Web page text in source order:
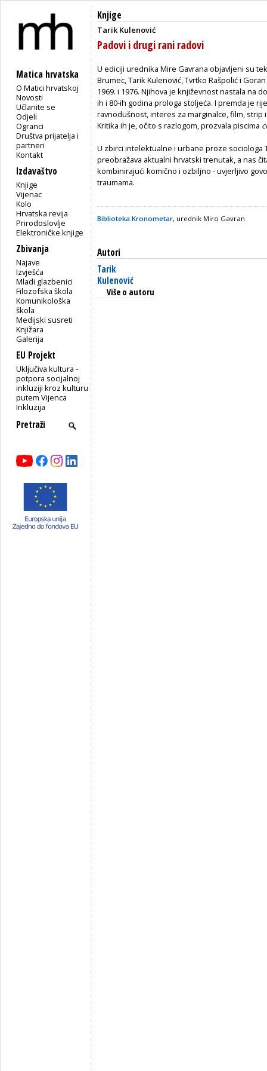
Matica hrvatska
O Matici hrvatskoj
Novosti
Učlanite se
Odjeli
Ogranci
Društva prijatelja i
partneri
Kontakt
Izdavaštvo
Knjige
Vijenac
Kolo
Hrvatska revija
Prirodoslovlje
Elektroničke knjige
Zbivanja
Najave
Izvješća
Mladi glazbenici
Filozofska škola
Komunikološka
škola
Medijski susreti
Knjižara
Galerija
EU Projekt
Uključiva kultura -
potpora socijalnoj
inkluziji kroz kulturu
putem Vijenca
Inkluzija
Knjige
Tarik Kulenović
Padovi i drugi rani radovi
U ediciji urednika Mire Gavrana objavljeni su
Brumec, Tarik Kulenović, Tvrtko Rašpolić i
1969. i 1976. Njihova je književnost nastala na
ih i 80-ih godina prologa stoljeća. I premda je
ravnodušnost, interes za marginalce, film,
Kritika ih je, očito s razlogom, prozvala piscima
U zbirci intelektualne i urbane proze sociologa
preobražava aktualni hrvatski trenutak, a nas
kombinirajući komično i ozbiljno - uvjerljivo
traumama.
Biblioteka Kronometar, urednik Miro Gavran
Autori
Tarik
Kulenović
Više o autoru